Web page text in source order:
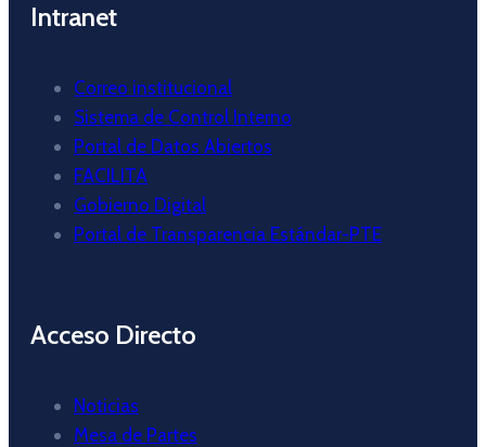
Intranet
Correo institucional
Sistema de Control Interno
Portal de Datos Abiertos
FACILITA
Gobierno Digital
Portal de Transparencia Estándar-PTE
Acceso Directo
Noticias
Mesa de Partes